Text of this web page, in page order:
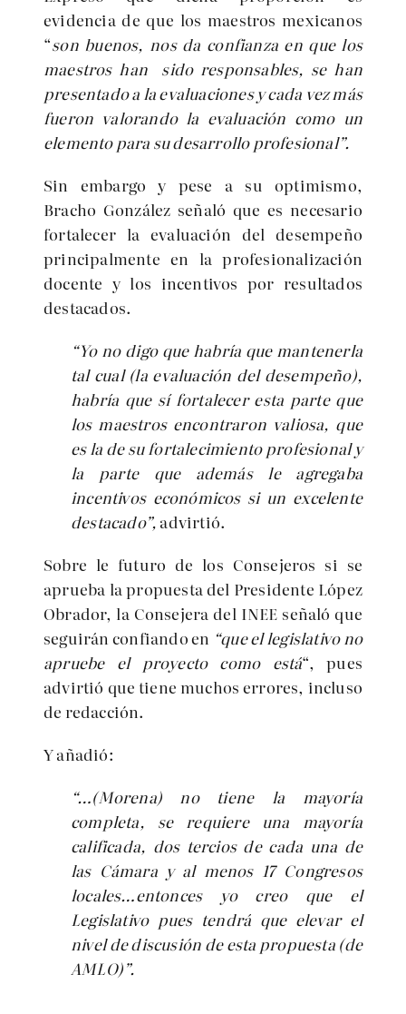
evidencia de que los maestros mexicanos
“son buenos, nos da confianza en que los
maestros han sido responsables, se han
presentado a la evaluaciones y cada vez más
fueron valorando la evaluación como un
elemento para su desarrollo profesional”.
Sin embargo y pese a su optimismo,
Bracho González señaló que es necesario
fortalecer la evaluación del desempeño
principalmente en la profesionalización
docente y los incentivos por resultados
destacados.
“Yo no digo que habría que mantenerla
tal cual (la evaluación del desempeño),
habría que sí fortalecer esta parte que
los maestros encontraron valiosa, que
es la de su fortalecimiento profesional y
la parte que además le agregaba
incentivos económicos si un excelente
destacado”, advirtió.
Sobre le futuro de los Consejeros si se
aprueba la propuesta del Presidente López
Obrador, la Consejera del INEE señaló que
seguirán confiando en “que el legislativo no
apruebe el proyecto como está“, pues
advirtió que tiene muchos errores, incluso
de redacción.
Y añadió:
“…(Morena) no tiene la mayoría
completa, se requiere una mayoría
calificada, dos tercios de cada una de
las Cámara y al menos 17 Congresos
locales…entonces yo creo que el
Legislativo pues tendrá que elevar el
nivel de discusión de esta propuesta (de
AMLO)”.